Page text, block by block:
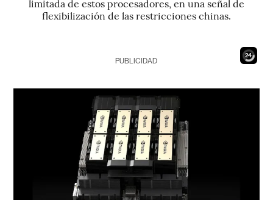
limitada de estos procesadores, en una señal de
flexibilización de las restricciones chinas.
22
PUBLICIDAD